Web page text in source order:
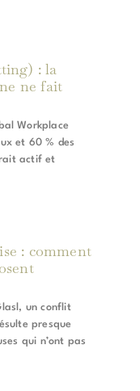
: la
ne fait
Workplace
et 60 % des
actif et
: comment
un conflit
presque
qui n’ont pas